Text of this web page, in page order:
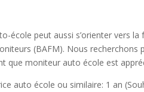
école peut aussi s’orienter vers
(BAFM). Nous recherchons
que moniteur auto école est
auto école ou similaire: 1 an